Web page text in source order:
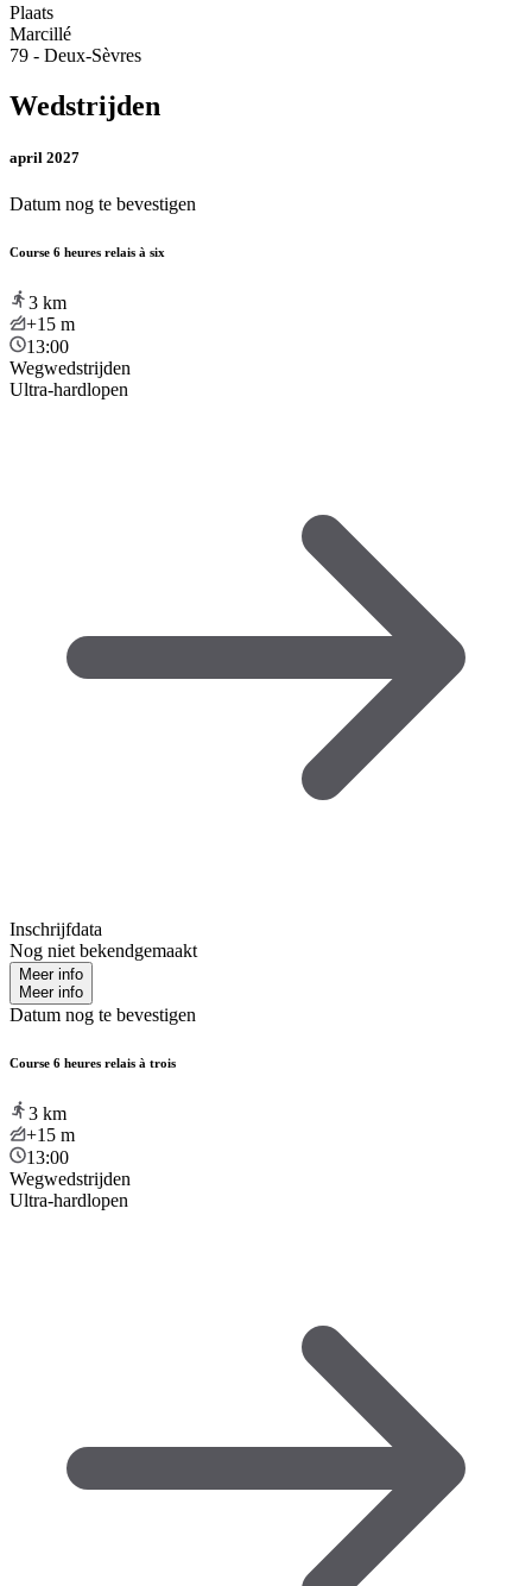
Plaats
Marcillé
79 - Deux-Sèvres
Wedstrijden
april 2027
Datum nog te bevestigen
Course 6 heures relais à six
3 km
+15 m
13:00
Wegwedstrijden
Ultra-hardlopen
Inschrijfdata
Nog niet bekendgemaakt
Meer info
Meer info
Datum nog te bevestigen
Course 6 heures relais à trois
3 km
+15 m
13:00
Wegwedstrijden
Ultra-hardlopen